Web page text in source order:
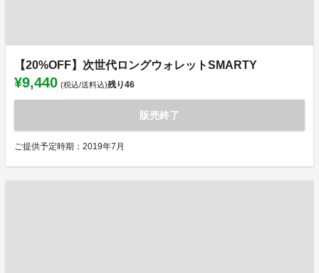
【20%OFF】次世代ロングウォレットSMARTY
¥9,440 (税込/送料込)残り46
販売終了
ご提供予定時期：2019年7月